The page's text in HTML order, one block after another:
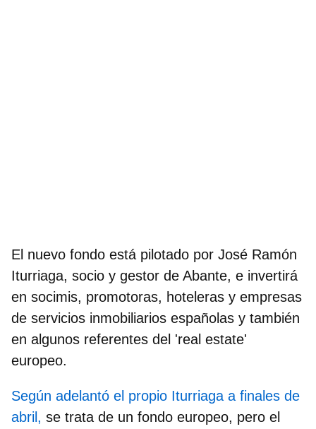
El nuevo fondo está pilotado por José Ramón
Iturriaga, socio y gestor de Abante, e invertirá
en socimis, promotoras, hoteleras y empresas
de servicios inmobiliarios españolas y también
en algunos referentes del 'real estate'
europeo.
Según adelantó el propio Iturriaga a finales de
abril, se trata de un fondo europeo, pero el